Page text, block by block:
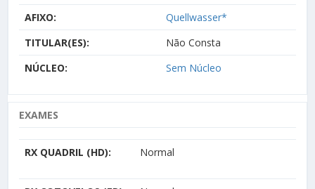
AFIXO:
Quellwasser*
TITULAR(ES):
Não Consta
NÚCLEO:
Sem Núcleo
EXAMES
RX QUADRIL (HD): Normal